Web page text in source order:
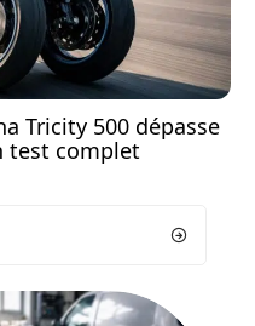
Tricity 500 dépasse
test complet